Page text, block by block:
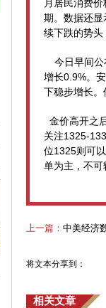
月居民消费价
期。数据还显
续下跌的势头
今日早间
增长0.9%。
下稳步增长。
金价高开之
关注1325-
位1325则可
单为主，不可
上一篇： 中美经济
将文本分享到：
相关文章